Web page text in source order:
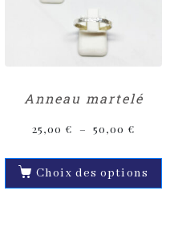
Anneau martelé
25,00 € – 50,00 €
Choix des options